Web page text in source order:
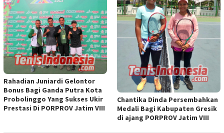
Rahadian Juniardi Gelontor
Bonus Bagi Ganda Putra Kota
Probolinggo Yang Sukses Ukir
Prestasi Di PORPROV Jatim VIII
Chantika Dinda Persembahkan
Medali Bagi Kabupaten Gresik
di ajang PORPROV Jatim VIII